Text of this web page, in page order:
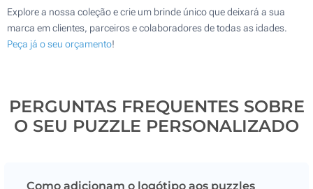
Explore a nossa coleção e crie um brinde único que deixará a sua
marca em clientes, parceiros e colaboradores de todas as idades.
Peça já o seu orçamento!
PERGUNTAS FREQUENTES SOBRE
O SEU PUZZLE PERSONALIZADO
Como adicionam o logótipo aos puzzles